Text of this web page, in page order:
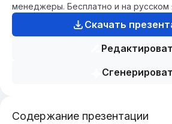
менеджеры. Бесплатно и на русском
Скачать
Содержание презентации